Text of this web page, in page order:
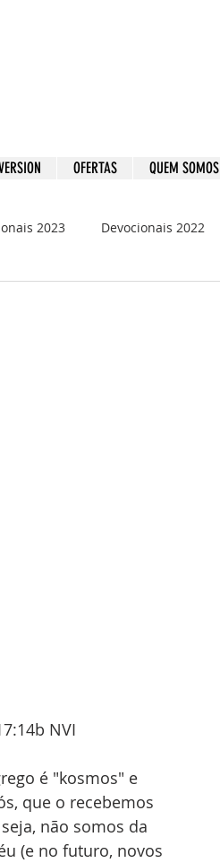
OFERTAS QUEM SOMOS
2023 Devocionais 2022
NVI
é "kosmos" e
que o recebemos
não somos da
(e no futuro, novos